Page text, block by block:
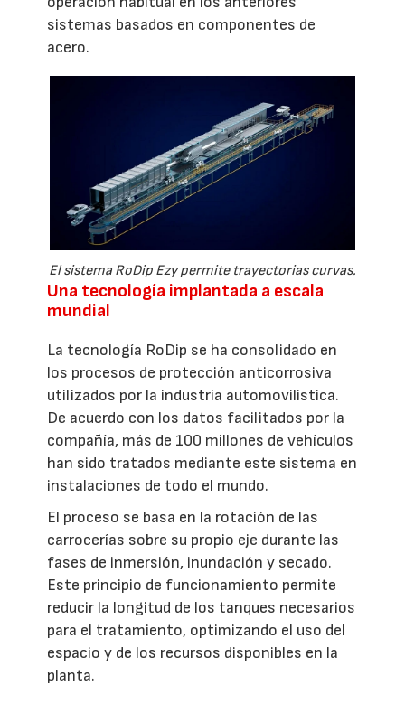
sistemas basados en componentes de
acero.
El sistema RoDip Ezy permite trayectorias curvas.
Una tecnología implantada a escala
mundial
La tecnología RoDip se ha consolidado en
los procesos de protección anticorrosiva
utilizados por la industria automovilística.
De acuerdo con los datos facilitados por la
compañía, más de 100 millones de vehículos
han sido tratados mediante este sistema en
instalaciones de todo el mundo.
El proceso se basa en la rotación de las
carrocerías sobre su propio eje durante las
fases de inmersión, inundación y secado.
Este principio de funcionamiento permite
reducir la longitud de los tanques necesarios
para el tratamiento, optimizando el uso del
espacio y de los recursos disponibles en la
planta.